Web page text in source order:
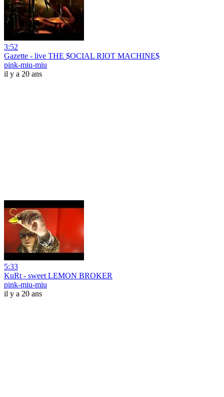
3:52
Gazette - live THE $OCIAL RIOT MACHINE$
pink-miu-miu
il y a 20 ans
5:33
KuRt - sweet LEMON BROKER
pink-miu-miu
il y a 20 ans